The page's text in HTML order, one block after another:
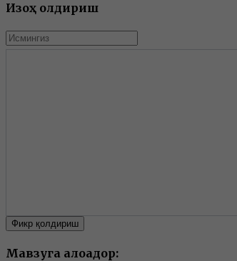
Изоҳ қолдириш
Фикр қолдириш
Мавзуга алоқадор: